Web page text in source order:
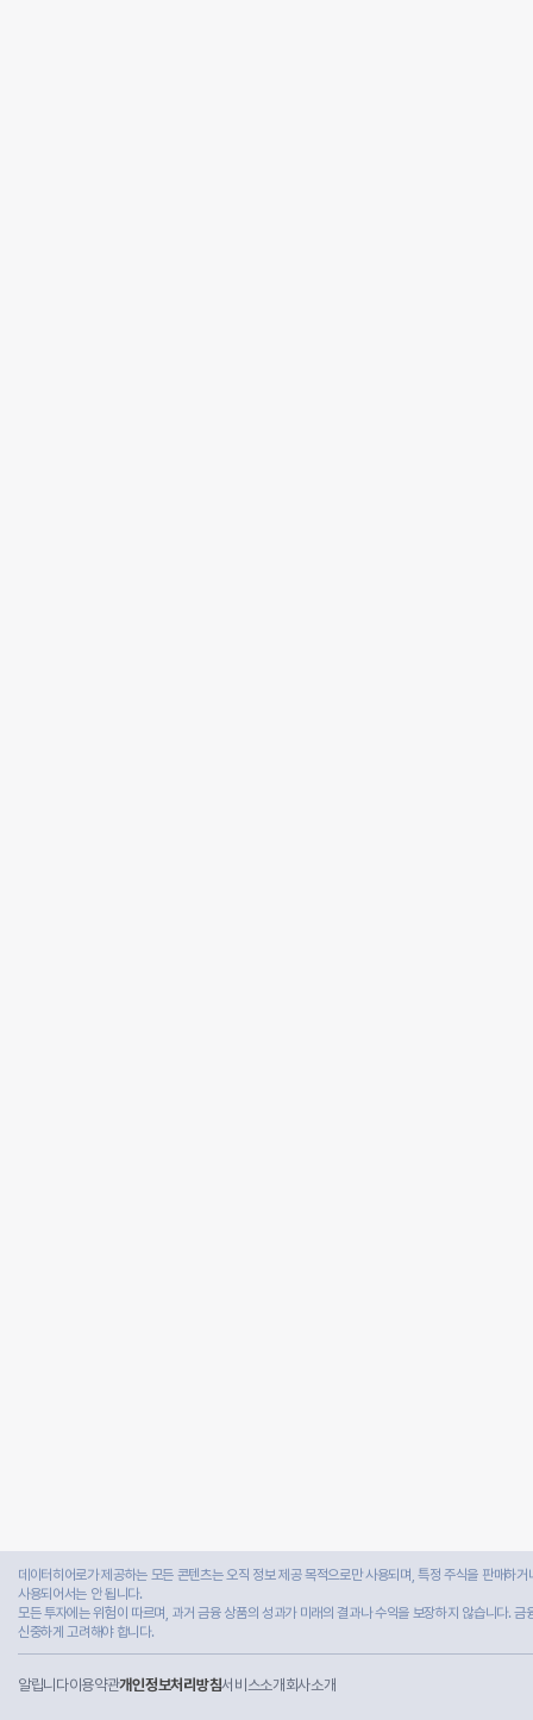
데이터히어로가 제공하는 모든 콘텐츠는 오직 정보 제공 목적으로만 사용되며, 특정 주식을 판매하
사용되어서는 안 됩니다.
모든 투자에는 위험이 따르며, 과거 금융 상품의 성과가 미래의 결과나 수익을 보장하지 않습니다.
신중하게 고려해야 합니다.
알립니다이용약관개인정보처리방침서비스소개 회사소개